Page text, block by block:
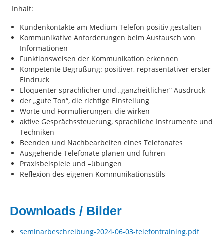
Inhalt:
Kundenkontakte am Medium Telefon positiv gestalten
Kommunikative Anforderungen beim Austausch von
Informationen
Funktionsweisen der Kommunikation erkennen
Kompetente Begrüßung: positiver, repräsentativer erster
Eindruck
Eloquenter sprachlicher und „ganzheitlicher“ Ausdruck
der „gute Ton“, die richtige Einstellung
Worte und Formulierungen, die wirken
aktive Gesprächssteuerung, sprachliche Instrumente und
Techniken
Beenden und Nachbearbeiten eines Telefonates
Ausgehende Telefonate planen und führen
Praxisbeispiele und –übungen
Reflexion des eigenen Kommunikationsstils
Downloads / Bilder
seminarbeschreibung-2024-06-03-telefontraining.pdf